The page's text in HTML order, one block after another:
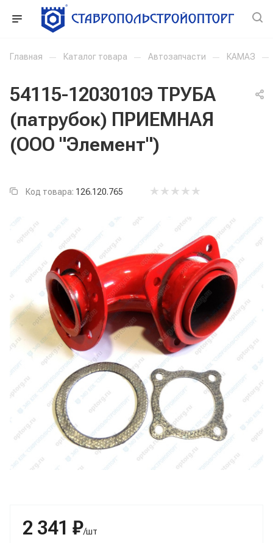
Главная — Каталог товара — Автозапчасти — КАМАЗ —
54115-1203010Э ТРУБА
(патрубок) ПРИЕМНАЯ
(ООО "Элемент")
Код товара: 126.120.765
2 341 ₽/шт